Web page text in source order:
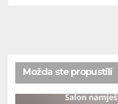
Možda ste propustili